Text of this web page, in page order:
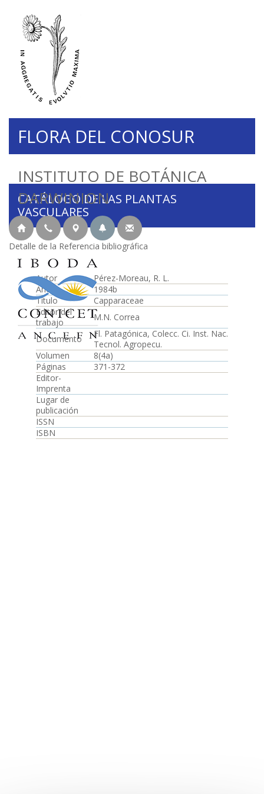
INSTITUTO DE BOTÁNICA
DARWINION
FLORA DEL CONOSUR
CATÁLOGO DE LAS PLANTAS
VASCULARES
Detalle de la Referencia bibliográfica
Autor
Pérez-Moreau, R. L.
Año
1984b
Título
Capparaceae
Editor del
trabajo
M.N. Correa
Documento
Fl. Patagónica, Colecc. Ci. Inst. Nac.
Tecnol. Agropecu.
Volumen
8(4a)
Páginas
371-372
Editor-
Imprenta
Lugar de
publicación
ISSN
ISBN